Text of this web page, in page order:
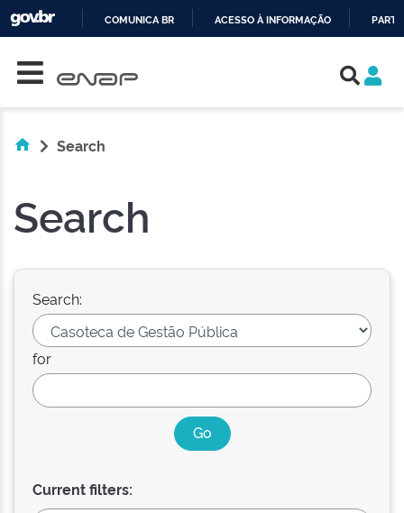
COMUNICA BR ACESSO À INFORMAÇÃO
Search
Search
Search:
for
Current filters: